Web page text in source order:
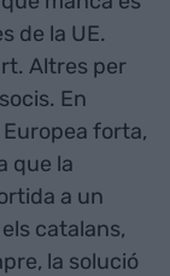
de la UE.
Altres per
En
forta,
que la
a un
catalans,
la solució